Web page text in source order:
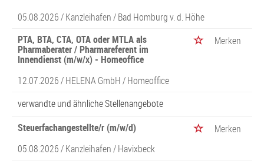
05.08.2026 /Kanzleihafen/ Bad Homburg v. d. Höhe
PTA, BTA, CTA, OTA oder MTLA als
Pharmaberater / Pharmareferent im
Innendienst (m/w/x) - Homeoffice
Merken
12.07.2026 /HELENA GmbH/ Homeoffice
verwandte und ähnliche Stellenangebote
Steuerfachangestellte/r (m/w/d)
Merken
05.08.2026 /Kanzleihafen/ Havixbeck